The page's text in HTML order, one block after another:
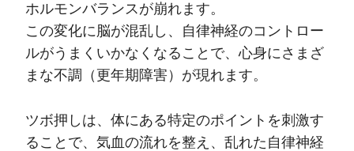
ホルモンバランスが崩れます。
この変化に脳が混乱し、自律神経のコントロー
ルがうまくいかなくなることで、心身にさまざ
まな不調（更年期障害）が現れます。
ツボ押しは、体にある特定のポイントを刺激す
ることで、気血の流れを整え、乱れた自律神経